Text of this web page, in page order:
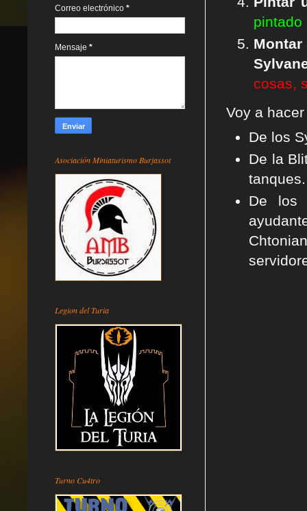
cosas,
Voy a
De los
De la
tanques.
De los
Correo electrónico *
Mensaje *
Asociación Miniaturismo Burjassot
Legion del Turia
Turno Cu4tro